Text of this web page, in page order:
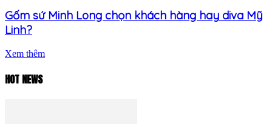
Gốm sứ Minh Long chọn khách hàng hay diva Mỹ
Linh?
Xem thêm
HOT NEWS